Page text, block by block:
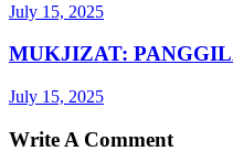
July 15, 2025
MUKJIZAT:
July 15, 2025
Write A Comment